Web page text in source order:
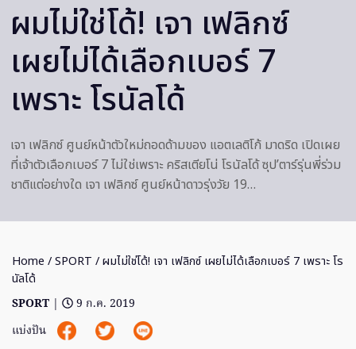
ผมไม่ใช่โด้! เจา เฟลิกซ์
เผยไม่ได้เลือกเบอร์ 7
เพราะ โรนัลโด้
เจา เฟลิกซ์ ศูนย์หน้าตัวใหม่ถอดด้ามของ แอตเลติโก้ มาดริด เปิดเผย
ที่เจ้าตัวเลือกเบอร์ 7 ไม่ใช่เพราะ คริสเตียโน่ โรนัลโด้ ซุป’ตาร์รุ่นพี่ร่วม
ชาติแต่อย่างใด เจา เฟลิกซ์ ศูนย์หน้าดาวรุ่งวัย 19…
Home /SPORT / ผมไม่ใช่โด้! เจา เฟลิกซ์ เผยไม่ได้เลือกเบอร์ 7 เพราะ โร
นัลโด้
SPORT |
9 ก.ค. 2019
แบ่งปัน